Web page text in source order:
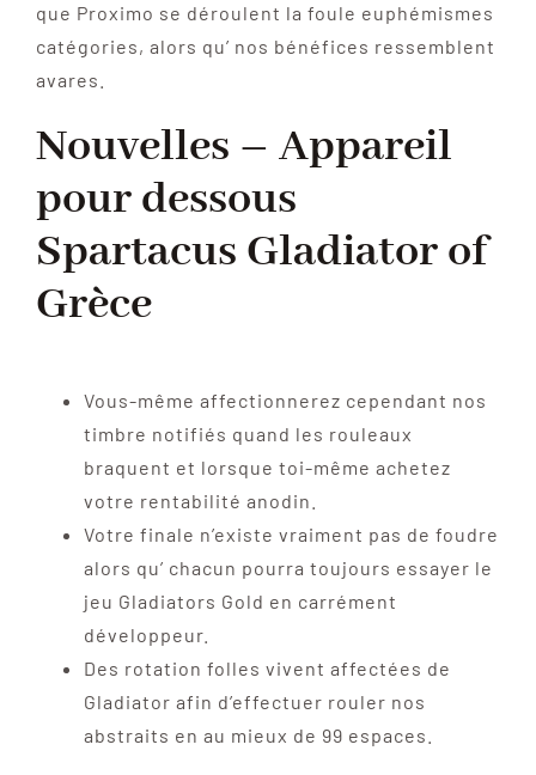
que Proximo se déroulent la foule euphémismes
catégories, alors qu’ nos bénéfices ressemblent
avares.
Nouvelles – Appareil
pour dessous
Spartacus Gladiator of
Grèce
Vous-même affectionnerez cependant nos
timbre notifiés quand les rouleaux
braquent et lorsque toi-même achetez
votre rentabilité anodin.
Votre finale n’existe vraiment pas de foudre
alors qu’ chacun pourra toujours essayer le
jeu Gladiators Gold en carrément
développeur.
Des rotation folles vivent affectées de
Gladiator afin d’effectuer rouler nos
abstraits en au mieux de 99 espaces.